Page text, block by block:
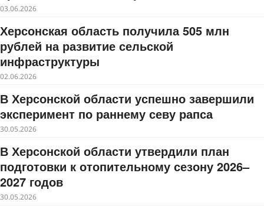
03.06.2026
Херсонская область получила 505 млн
рублей на развитие сельской
инфраструктуры
02.06.2026
В Херсонской области успешно завершили
эксперимент по раннему севу рапса
30.05.2026
В Херсонской области утвердили план
подготовки к отопительному сезону 2026–
2027 годов
30.05.2026